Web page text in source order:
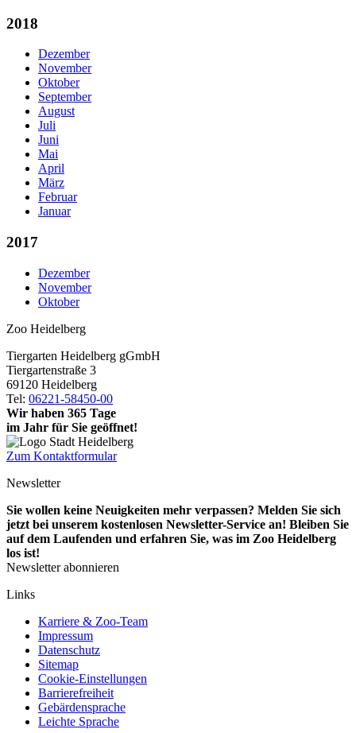
2018
Dezember
November
Oktober
September
August
Juli
Juni
Mai
April
März
Februar
Januar
2017
Dezember
November
Oktober
Zoo Heidelberg
Tiergarten Heidelberg gGmbH
Tiergartenstraße 3
69120 Heidelberg
Tel: 06221-58450-00
Wir haben 365 Tage
im Jahr für Sie geöffnet!
Zum Kontaktformular
Newsletter
Sie wollen keine Neuigkeiten mehr verpassen? Melden Sie sich
jetzt bei unserem kostenlosen Newsletter-Service an! Bleiben Sie
auf dem Laufenden und erfahren Sie, was im Zoo Heidelberg
los ist!
Newsletter abonnieren
Links
Karriere & Zoo-Team
Impressum
Datenschutz
Sitemap
Cookie-Einstellungen
Barrierefreiheit
Gebärdensprache
Leichte Sprache